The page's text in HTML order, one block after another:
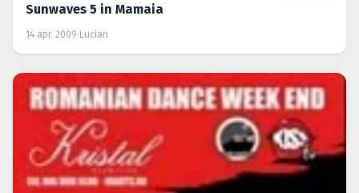
Sunwaves 5 in Mamaia
14 apr. 2009·Lucian